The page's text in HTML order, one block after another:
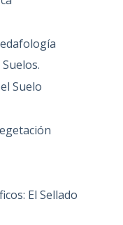
Suelo
El Sellado